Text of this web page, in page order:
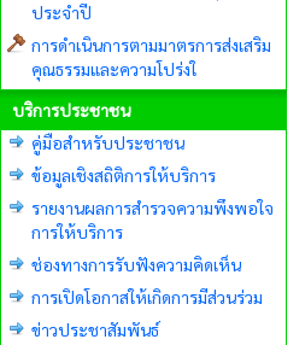
ประจำปี
การดำเนินการตามมาตรการส่งเสริม
คุณธรรมและความโปร่งใ
บริการประชาชน
คู่มือสำหรับประชาชน
ข้อมูลเชิงสถิติการให้บริการ
รายงานผลการสำรวจความพึงพอใจ
การให้บริการ
ช่องทางการรับฟังความคิดเห็น
การเปิดโอกาสให้เกิดการมีส่วนร่วม
ข่าวประชาสัมพันธ์